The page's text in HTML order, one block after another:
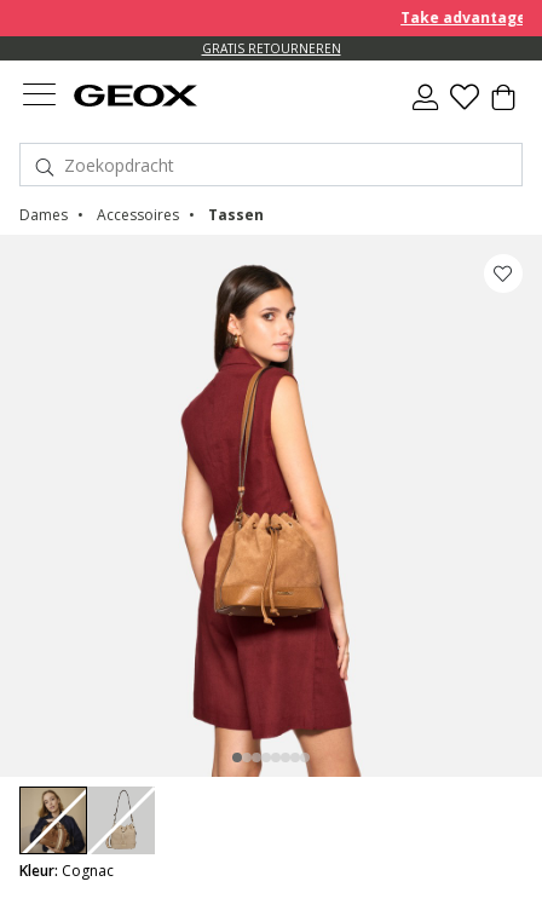
Take advantage of
GRATIS RETOURNEREN
Dames Accessoires Tassen
Kleur: Cognac
selected